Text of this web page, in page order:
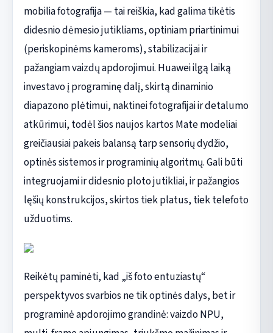
mobilia fotografija — tai reiškia, kad galima tikėtis
didesnio dėmesio jutikliams, optiniam priartinimui
(periskopinėms kameroms), stabilizacijai ir
pažangiam vaizdų apdorojimui. Huawei ilgą laiką
investavo į programinę dalį, skirtą dinaminio
diapazono plėtimui, naktinei fotografijai ir detalumo
atkūrimui, todėl šios naujos kartos Mate modeliai
greičiausiai pakeis balansą tarp sensorių dydžio,
optinės sistemos ir programinių algoritmų. Gali būti
integruojami ir didesnio ploto jutikliai, ir pažangios
lęšių konstrukcijos, skirtos tiek platus, tiek telefoto
užduotims.
Reikėtų paminėti, kad „iš foto entuziastų“
perspektyvos svarbios ne tik optinės dalys, bet ir
programinė apdorojimo grandinė: vaizdo NPU,